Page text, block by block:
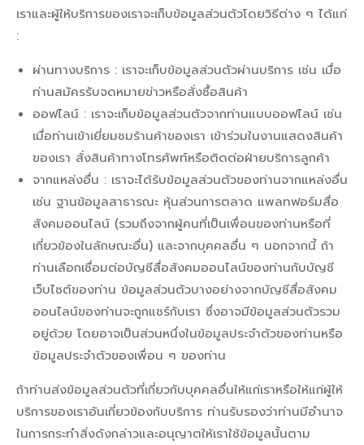
เราและผู้ให้บริการของเราจะเก็บข้อมูลส่วนตัวโดยวิธีต่าง ๆ ได้แก่
:
ผ่านทางบริการ : เราจะเก็บข้อมูลส่วนตัวผ่านบริการ เช่น เมื่อ
ท่านสมัครรับจดหมายข่าวหรือสั่งซื้อสินค้า
ออฟไลน์ : เราจะเก็บข้อมูลส่วนตัวจากท่านแบบออฟไลน์ เช่น
เมื่อท่านเข้าเยี่ยมชมร้านค้าของเรา เข้าร่วมในงานแสดงสินค้า
ของเรา สั่งสินค้าทางโทรศัพท์หรือติดต่อฝ่ายบริการลูกค้า
จากแหล่งอื่น : เราจะได้รับข้อมูลส่วนตัวของท่านจากแหล่งอื่น
เช่น ฐานข้อมูลสาธารณะ หุ้นส่วนการตลาด แพลทฟอร์มสื่อ
สังคมออนไลน์ (รวมถึงจากผู้คนที่เป็นเพื่อนของท่านหรือที่
เกี่ยวข้องในลักษณะอื่น) และจากบุคคลอื่น ๆ นอกจากนี้ ถ้า
ท่านเลือกเชื่อมต่อบัญชีสื่อสังคมออนไลน์ของท่านกับบัญชี
เว็บไซต์ของท่าน ข้อมูลส่วนตัวบางอย่างจากบัญชีสื่อสังคม
ออนไลน์ของท่านจะถูกแชร์กับเรา ซึ่งอาจมีข้อมูลส่วนตัวรวม
อยู่ด้วย โดยอาจเป็นส่วนหนึ่งในข้อมูลประจำตัวของท่านหรือ
ข้อมูลประจำตัวของเพื่อน ๆ ของท่าน
ถ้าท่านส่งข้อมูลส่วนตัวที่เกี่ยวกับบุคคลอื่นให้แก่เราหรือให้แก่ผู้ให้
บริการของเราอันเกี่ยวข้องกับบริการ ท่านรับรองว่าท่านมีอำนาจ
ในการกระทำสิ่งดังกล่าวและอนุญาตให้เราใช้ข้อมูลนั้นตาม